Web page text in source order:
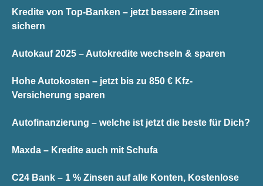
Kredite von Top-Banken – jetzt bessere Zinsen
sichern
Autokauf 2025 – Autokredite wechseln & sparen
Hohe Autokosten – jetzt bis zu 850 € Kfz-
Versicherung sparen
Autofinanzierung – welche ist jetzt die beste für Dich?
Maxda – Kredite auch mit Schufa
C24 Bank – 1 % Zinsen auf alle Konten, Kostenlose